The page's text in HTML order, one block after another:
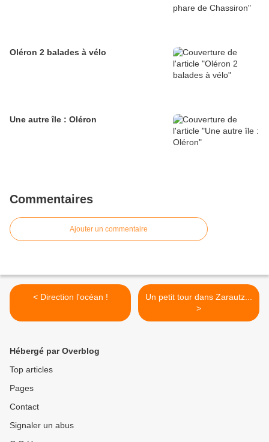
Oléron 2 balades à vélo
Une autre île : Oléron
Commentaires
Ajouter un commentaire
< Direction l'océan !
Un petit tour dans Zarautz...
>
Hébergé par Overblog
Top articles
Pages
Contact
Signaler un abus